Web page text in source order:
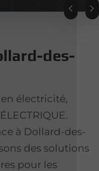
des-
électricité,
à Dollard-des-
des solutions
pour les